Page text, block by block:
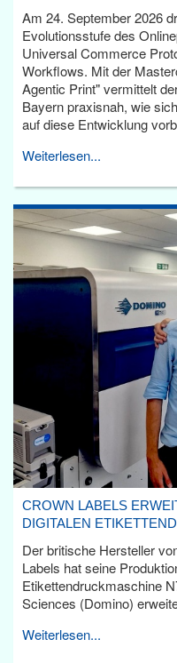
Am 24. September 2026
Evolutionsstufe des
Universal Commerce
Workflows. Mit der
Agentic Print" vermittelt
Bayern praxisnah, wie
auf diese Entwicklung
Weiterlesen...
CROWN LABELS
DIGITALEN
Der britische Hersteller
Labels hat seine
Etikettendruckmaschine
Sciences (Domino)
Weiterlesen...